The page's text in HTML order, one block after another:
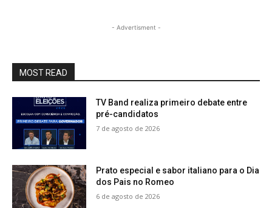
- Advertisment -
MOST READ
TV Band realiza primeiro debate entre
pré-candidatos
7 de agosto de 2026
Prato especial e sabor italiano para o Dia
dos Pais no Romeo
6 de agosto de 2026